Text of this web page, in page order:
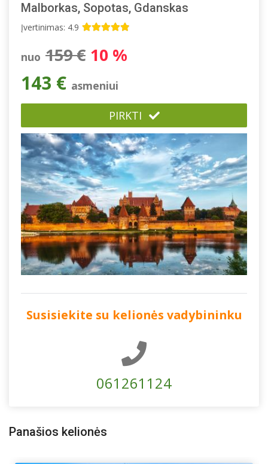
Malborkas, Sopotas, Gdanskas
Įvertinimas: 4.9
nuo 159 € 10 %
143 € asmeniui
PIRKTI
Susisiekite su kelionės vadybininku
061261124
Panašios kelionės